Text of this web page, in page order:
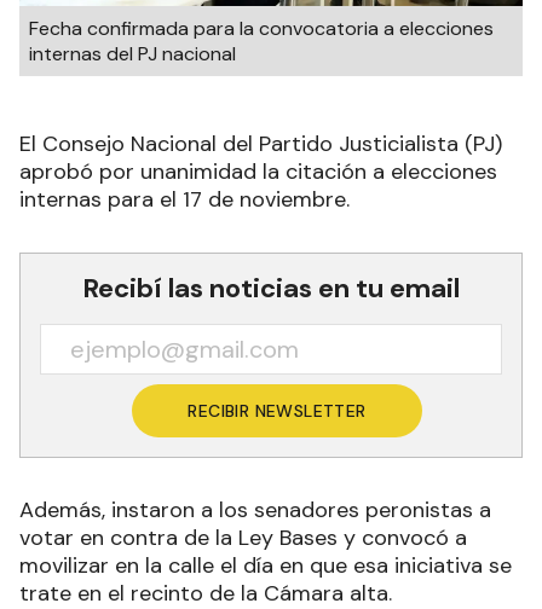
Fecha confirmada para la convocatoria a elecciones
internas del PJ nacional
El Consejo Nacional del Partido Justicialista (PJ)
aprobó por unanimidad la citación a elecciones
internas para el 17 de noviembre.
Recibí las noticias en tu email
RECIBIR NEWSLETTER
Además, instaron a los senadores peronistas a
votar en contra de la Ley Bases y convocó a
movilizar en la calle el día en que esa iniciativa se
trate en el recinto de la Cámara alta.